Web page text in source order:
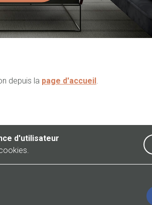
depuis la page d'accueil.
d'utilisateur